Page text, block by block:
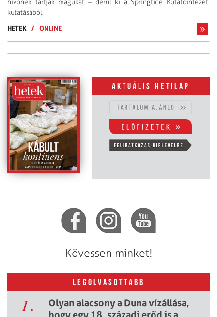
hívőnek tartják magukat – derül ki a Springtide Kutatóintézet
kutatásából.
HETEK
/ ONLINE
Aktuális hetilap
Kövessen minket!
LEGOLVASOTTABB
1.
Olyan alacsony a Duna vízállása,
hogy egy 18. századi erőd is a